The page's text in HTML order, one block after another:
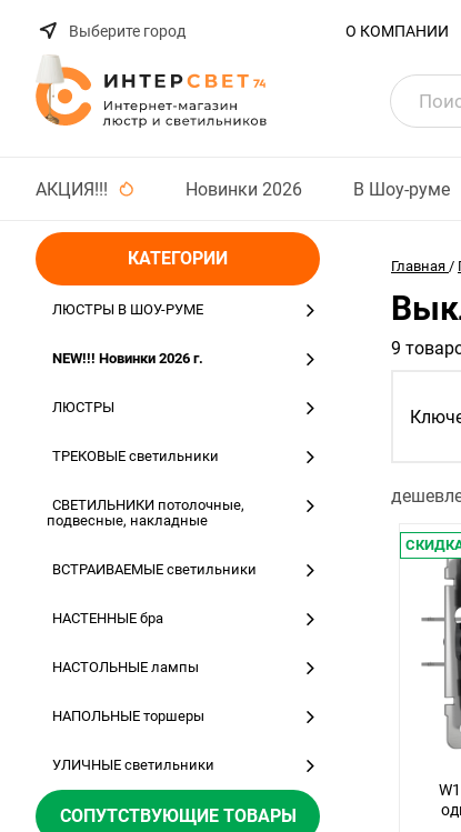
Выберите город О КОМПАНИИ
АКЦИЯ!!! Новинки 2026 В Шоу-руме
КАТЕГОРИИ
ЛЮСТРЫ В ШОУ-РУМЕ
NEW!!! Новинки 2026 г.
ЛЮСТРЫ
ТРЕКОВЫЕ светильники
СВЕТИЛЬНИКИ потолочные,
подвесные, накладные
ВСТРАИВАЕМЫЕ светильники
НАСТЕННЫЕ бра
НАСТОЛЬНЫЕ лампы
НАПОЛЬНЫЕ торшеры
УЛИЧНЫЕ светильники
СОПУТСТВУЮЩИЕ ТОВАРЫ
Главная /
9